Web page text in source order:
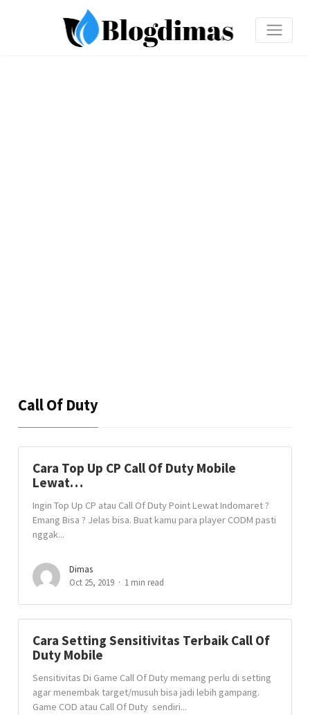
Call Of Duty
Cara Top Up CP Call Of Duty Mobile
Lewat…
Ingin Top Up CP atau Call Of Duty Point Lewat Indomaret ?
Emang Bisa ? Jelas bisa. Buat kamu para player CODM pasti
nggak...
Dimas
Oct 25, 2019
1 min read
Cara Setting Sensitivitas Terbaik Call Of
Duty Mobile
Sensitivitas Di Game Call Of Duty memang perlu di setting
agar menembak target/musuh bisa jadi lebih gampang.
Game COD atau Call Of Duty sendiri...